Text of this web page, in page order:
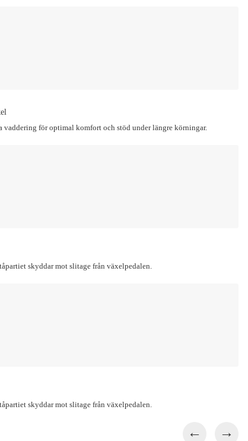
vaddering för optimal komfort och stöd under längre körningar.
skyddar mot slitage från växelpedalen.
skyddar mot slitage från växelpedalen.
← →